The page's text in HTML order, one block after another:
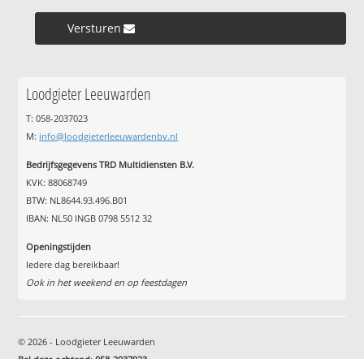
Versturen »
Loodgieter Leeuwarden
T: 058-2037023
M: info@loodgieterleeuwardenbv.nl
Bedrijfsgegevens TRD Multidiensten B.V.
KVK: 88068749
BTW: NL8644.93.496.B01
IBAN: NL50 INGB 0798 5512 32
Openingstijden
Iedere dag bereikbaar!
Ook in het weekend en op feestdagen
© 2026 - Loodgieter Leeuwarden